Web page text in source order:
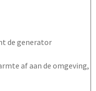
de generator
af aan de omgeving,